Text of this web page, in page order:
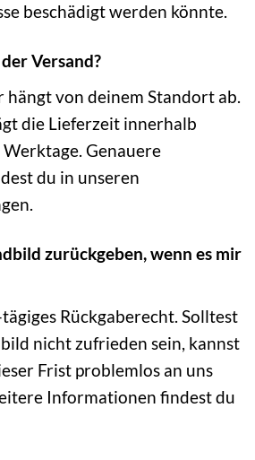
beschädigt werden könnte.
Versand?
hängt von deinem Standort ab.
die Lieferzeit innerhalb
Genauere
du in unseren
zurückgeben, wenn es mir
Rückgaberecht. Solltest
nicht zufrieden sein, kannst
Frist problemlos an uns
Informationen findest du